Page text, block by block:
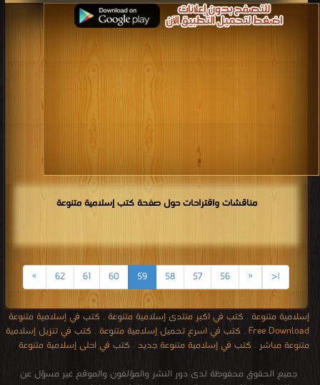
مناقشات واقتراحات حول صفحة كتب إسلامية متنوعة
|<
«
56
57
58
59
60
61
62
»
إسلامية متنوعة , كتب في اكبر منتدى إسلامية متنوعة , كتب في إسلامية متنوعة
Free Download
, كتب في اسرع تحميل إسلامية متنوعة , كتب في تنزيل إسلامية
متنوعة مباشر , كتب في إسلامية متنوعة جديد , كتب في احلى إسلامية متنوعة
جميع الحقوق محفوظة لدى دور النشر والمؤلفون والموقع غير مسؤل عن